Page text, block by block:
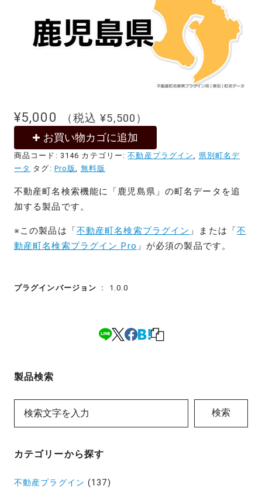
¥5,000 （税込¥5,500 ）
お買い物カゴに追加
商品コード: 3146 カテゴリー:不動産プラグイン
県別町名デ
ータ タグ: Pro版 無料版
不動産町名検索機能に「鹿児島県」の町名データを追
加する製品です。
※この製品は「 不動産町名検索プラグイン 」または「 不
動産町名検索プラグイン Pro 」が必須の製品です。
プラグインバージョン 1.0.0
製品検索
検索
カテゴリーから探す
不動産プラグイン (137)